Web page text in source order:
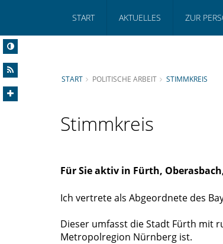
START AKTUELLES ZUR
START POLITISCHE ARBEIT STIMMKREIS
Stimmkreis
Für Sie aktiv in Fürth,
Ich vertrete als Abgeordnete des
Dieser umfasst die Stadt Fürth mit
Metropolregion Nürnberg ist.